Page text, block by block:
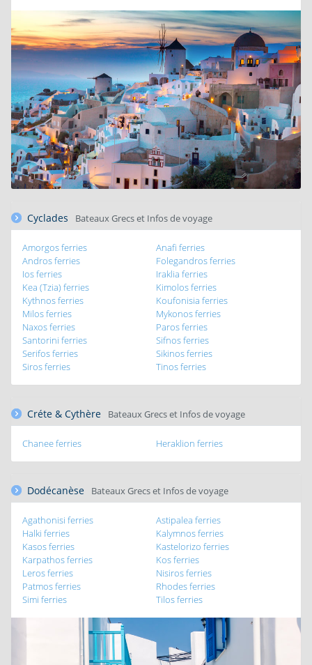
Cyclades Bateaux Grecs et Infos de voyage
Amorgos ferries
Anafi ferries
Andros ferries
Folegandros ferries
Ios ferries
Iraklia ferries
Kea (Tzia) ferries
Kimolos ferries
Kythnos ferries
Koufonisia ferries
Milos ferries
Mykonos ferries
Naxos ferries
Paros ferries
Santorini ferries
Sifnos ferries
Serifos ferries
Sikinos ferries
Siros ferries
Tinos ferries
Créte & Cythère Bateaux Grecs et Infos de voyage
Chanee ferries Heraklion ferries
Dodécanèse Bateaux Grecs et Infos de voyage
Agathonisi ferries
Astipalea ferries
Halki ferries
Kalymnos ferries
Kasos ferries
Kastelorizo ferries
Karpathos ferries
Kos ferries
Leros ferries
Nisiros ferries
Patmos ferries
Rhodes ferries
Simi ferries
Tilos ferries